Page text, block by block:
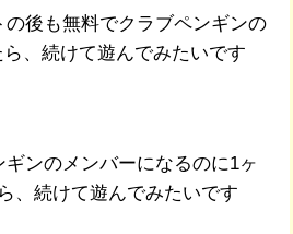
後も無料でクラブペンギンの
、続けて遊んでみたいです
ンのメンバーになるのに1ヶ
、続けて遊んでみたいです